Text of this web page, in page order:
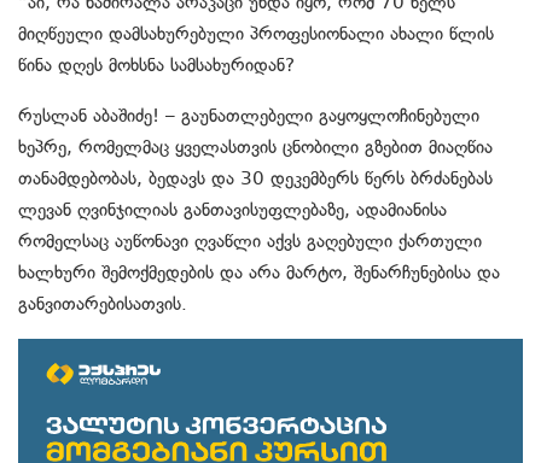
მიღწეული დამსახურებული პროფესიონალი ახალი წლის
წინა დღეს მოხსნა სამსახურიდან?
რუსლან აბაშიძე! – გაუნათლებელი გაყოყლოჩინებული
ხეპრე, რომელმაც ყველასთვის ცნობილი გზებით მიაღწია
თანამდებობას, ბედავს და 30 დეკემბერს წერს ბრძანებას
ლევან ღვინჯილიას განთავისუფლებაზე, ადამიანისა
რომელსაც აუწონავი ღვაწლი აქვს გაღებული ქართული
ხალხური შემოქმედების და არა მარტო, შენარჩუნებისა და
განვითარებისათვის.